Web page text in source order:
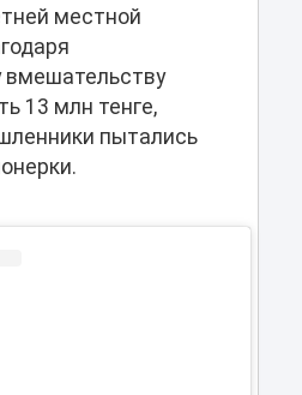
местной
13 млн тенге,
пытались